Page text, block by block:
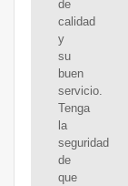
de
calidad
y
su
buen
servicio.
Tenga
la
seguridad
de
que